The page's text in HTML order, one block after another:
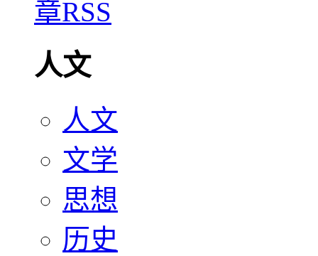
人文
人文
文学
思想
历史